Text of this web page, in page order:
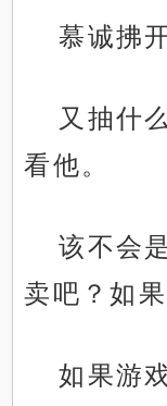
慕诚拂
又抽什
看他。
该不会
卖吧？如
如果游